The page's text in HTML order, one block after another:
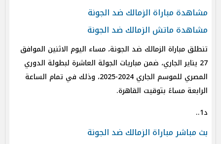
مشاهدة مباراة الزمالك ضد الجونة
مشاهدة ماتش الزمالك ضد الجونة
تنطلق مباراة الزمالك ضد الجونة، مساء اليوم الاثنين الموافق
27 يناير الجاري،
ضمن مباريات الجولة العاشرة لبطولة الدوري
المصري للموسم الجاري 2024-2025
، وذلك في تمام الساعة
الرابعة مساءً بتوقيت القاهرة.
د1..
بث مباشر مباراة الزمالك ضد الجونة